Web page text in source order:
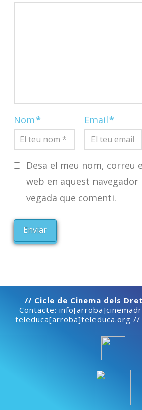
Nom* Email*
Desa el meu nom, correu
web en aquest
vegada que comenti.
// Cicle de Cinema dels
Contacte:
teleduca[arroba]teleduca.org